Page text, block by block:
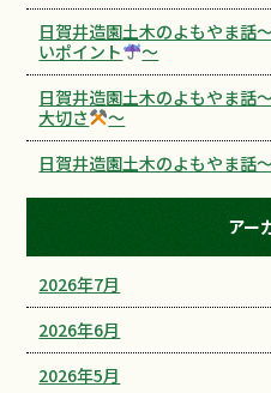
日賀井造園土木のよもやま話
いポイント
～
日賀井造園土木のよもやま話
大切さ
～
日賀井造園土木のよもやま話
アー
2026年7月
2026年6月
2026年5月